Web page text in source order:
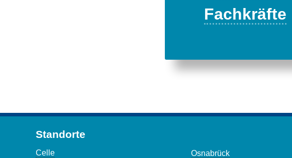
Fachkräfte
Standorte
Celle
Osnabrück